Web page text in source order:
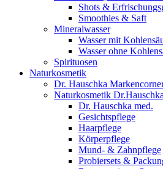
Shots &
Smoothies & Saft
Mineralwasser
Wasser mit
Wasser ohne
Spirituosen
Naturkosmetik
Dr. Hauschka
Naturkosmetik Dr.Hauschka
Dr. Hauschka med.
Gesichtspflege
Haarpflege
Körperpflege
Mund- & Zahnpflege
Probiersets &